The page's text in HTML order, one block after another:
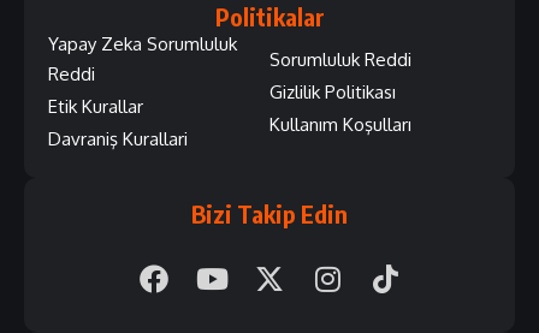
Politikalar
Yapay Zeka Sorumluluk
Reddi
Etik Kurallar
Davraniş Kurallari
Sorumluluk Reddi
Gizlilik Politikası
Kullanım Koşulları
Bizi Takip Edin